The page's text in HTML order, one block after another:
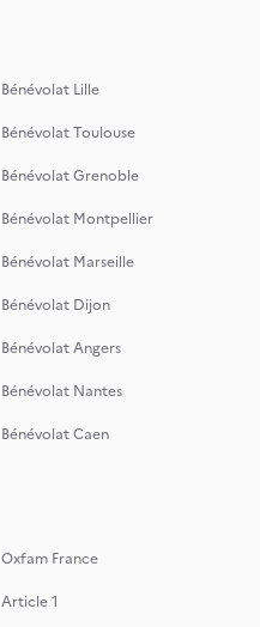
Bénévolat Lille
Bénévolat Toulouse
Bénévolat Grenoble
Bénévolat Montpellier
Bénévolat Marseille
Bénévolat Dijon
Bénévolat Angers
Bénévolat Nantes
Bénévolat Caen
Oxfam France
Article 1